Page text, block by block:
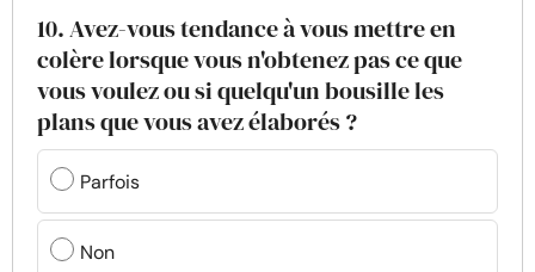
10. Avez-vous tendance à vous mettre en
colère lorsque vous n'obtenez pas ce que
vous voulez ou si quelqu'un bousille les
plans que vous avez élaborés ?
Parfois
Non